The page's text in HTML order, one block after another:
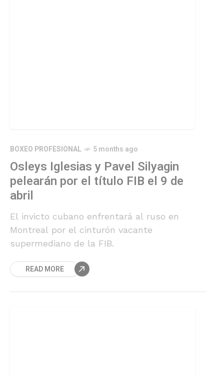
BOXEO PROFESIONAL 5 months ago
Osleys Iglesias y Pavel Silyagin
pelearán por el título FIB el 9 de
abril
El invicto cubano enfrentará al ruso en
Montreal por el cinturón vacante
supermediano de la FIB.
READ MORE